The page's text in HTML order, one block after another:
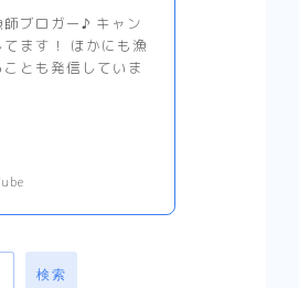
ブロガー♪ キャン
ます！ ほかにも漁
とも発信していま
検索